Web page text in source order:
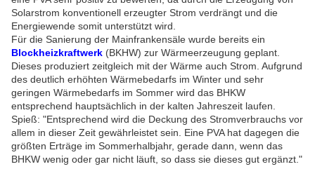
Solarstrom konventionell erzeugter Strom verdrängt und die
Energiewende somit unterstützt wird.
Für die Sanierung der Mainfrankensäle wurde bereits ein
Blockheizkraftwerk (BKHW) zur Wärmeerzeugung geplant.
Dieses produziert zeitgleich mit der Wärme auch Strom. Aufgrund
des deutlich erhöhten Wärmebedarfs im Winter und sehr
geringen Wärmebedarfs im Sommer wird das BHKW
entsprechend hauptsächlich in der kalten Jahreszeit laufen.
Spieß: "Entsprechend wird die Deckung des Stromverbrauchs vor
allem in dieser Zeit gewährleistet sein. Eine PVA hat dagegen die
größten Erträge im Sommerhalbjahr, gerade dann, wenn das
BHKW wenig oder gar nicht läuft, so dass sie dieses gut ergänzt."